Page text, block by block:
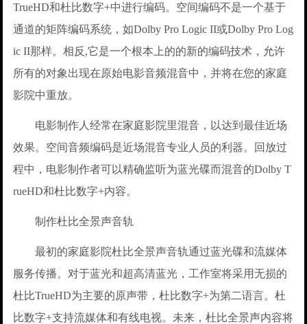
TrueHD和杜比数字+中进行编码。空间编码不是一个基于
通道的矩阵编码系统，如Dolby Pro Logic II或Dolby Pro Log
ic II那样。相反,它是一个根本上的的新的编码技术，允许
所有的对象出现在原始电影音频混音中，并将在您的家庭
影院中重放。
电影制作人经常在家庭影院里混音，以达到最佳近场
效果。空间音频编码是近场混音专业人员的利器。回放过
程中，电影制作者可以精确监听为蓝光碟而混音的Dolby T
rueHD和杜比数字+内容。
制作杜比全景声音轨
最初的家庭影院杜比全景声音轨通过蓝光碟和流媒体
服务传播。对于蓝光和超高清蓝光，工作室将采用无损的
杜比TrueHD为主要的原声带，杜比数字+为第二语言。杜
比数字+支持流媒体和有线电视。未来，杜比全景声内容将